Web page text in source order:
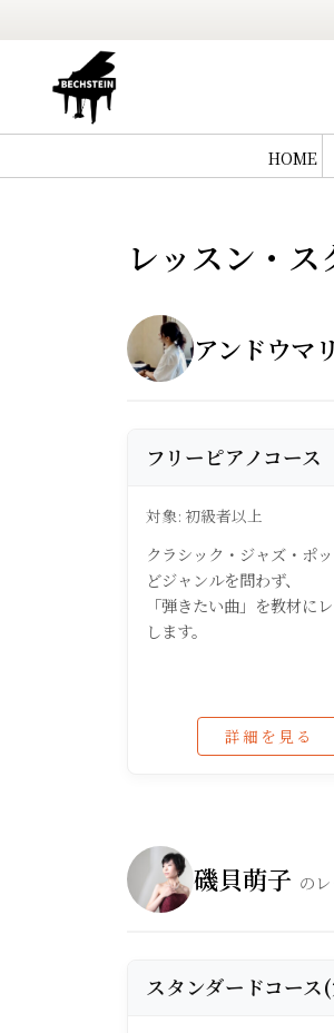
HOME
レッスン・ス
アンドウマ
フリーピアノコース
対象: 初級者以上
クラシック・ジャズ・ポ
どジャンルを問わず、
「弾きたい曲」を教材に
します。
詳細を見る
磯貝萌子 の
スタンダードコース